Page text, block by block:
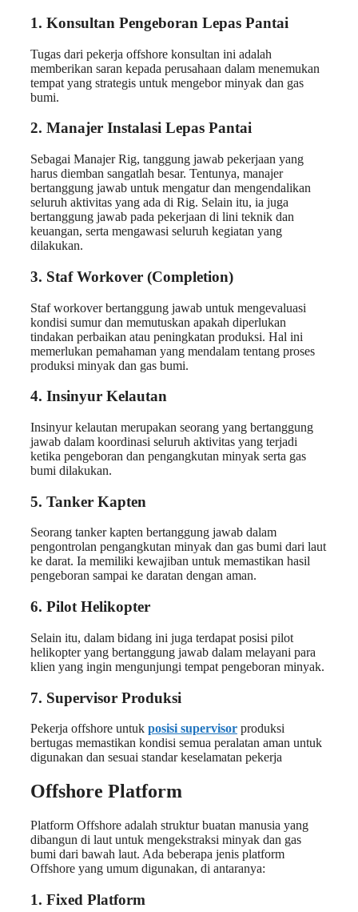
1. Konsultan Pengeboran Lepas Pantai
Tugas dari pekerja offshore konsultan ini adalah
memberikan saran kepada perusahaan dalam menemukan
tempat yang strategis untuk mengebor minyak dan gas
bumi.
2. Manajer Instalasi Lepas Pantai
Sebagai Manajer Rig, tanggung jawab pekerjaan yang
harus diemban sangatlah besar. Tentunya, manajer
bertanggung jawab untuk mengatur dan mengendalikan
seluruh aktivitas yang ada di Rig. Selain itu, ia juga
bertanggung jawab pada pekerjaan di lini teknik dan
keuangan, serta mengawasi seluruh kegiatan yang
dilakukan.
3. Staf Workover (Completion)
Staf workover bertanggung jawab untuk mengevaluasi
kondisi sumur dan memutuskan apakah diperlukan
tindakan perbaikan atau peningkatan produksi. Hal ini
memerlukan pemahaman yang mendalam tentang proses
produksi minyak dan gas bumi.
4. Insinyur Kelautan
Insinyur kelautan merupakan seorang yang bertanggung
jawab dalam koordinasi seluruh aktivitas yang terjadi
ketika pengeboran dan pengangkutan minyak serta gas
bumi dilakukan.
5. Tanker Kapten
Seorang tanker kapten bertanggung jawab dalam
pengontrolan pengangkutan minyak dan gas bumi dari laut
ke darat. Ia memiliki kewajiban untuk memastikan hasil
pengeboran sampai ke daratan dengan aman.
6. Pilot Helikopter
Selain itu, dalam bidang ini juga terdapat posisi pilot
helikopter yang bertanggung jawab dalam melayani para
klien yang ingin mengunjungi tempat pengeboran minyak.
7. Supervisor Produksi
Pekerja offshore untuk posisi supervisor produksi
bertugas memastikan kondisi semua peralatan aman untuk
digunakan dan sesuai standar keselamatan pekerja
Offshore Platform
Platform Offshore adalah struktur buatan manusia yang
dibangun di laut untuk mengekstraksi minyak dan gas
bumi dari bawah laut. Ada beberapa jenis platform
Offshore yang umum digunakan, di antaranya:
1. Fixed Platform